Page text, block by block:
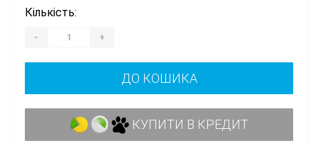
Кількість:
- +
ДО КОШИКА
КУПИТИ В КРЕДИТ